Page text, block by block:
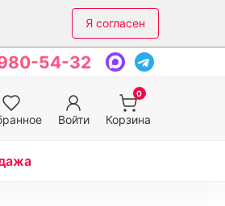
Я согласен
54-32
Войти
0
Корзина